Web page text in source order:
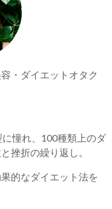
・ダイエットオタク
憧れ、100種類上のダ
挫折の繰り返し。
的なダイエット法を